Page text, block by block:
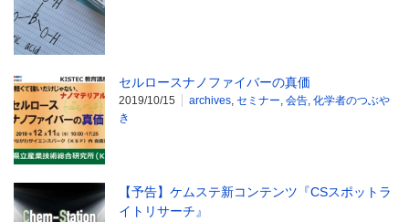
セルロースナノファイバーの真価
2019/10/15 archives, セミナー, 会告, 化学者のつぶや
き
【予告】ケムステ新コンテンツ『CSスポットラ
イトリサーチ』